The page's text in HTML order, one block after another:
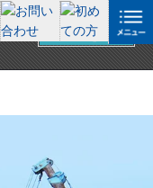
アプリを見る